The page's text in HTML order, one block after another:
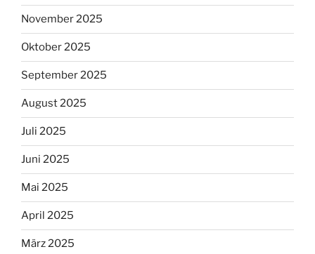
November 2025
Oktober 2025
September 2025
August 2025
Juli 2025
Juni 2025
Mai 2025
April 2025
März 2025